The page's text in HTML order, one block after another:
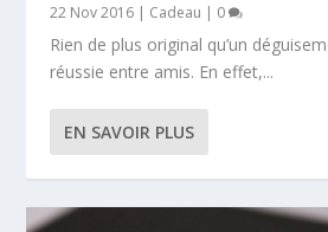
22 Nov 2016 | Cadeau | 0
Rien de plus original qu’un
réussie entre amis. En effet,...
EN SAVOIR PLUS